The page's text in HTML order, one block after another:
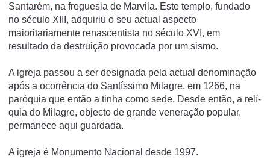
Santarém, na freguesia de Marvila. Este templo, fundado
no século XIII, adquiriu o seu actual aspecto
maioritariamente renascentista no século XVI, em
resultado da destruição provocada por um sismo.
A igreja passou a ser designada pela actual denominação
após a ocorrência do Santí­ssimo Milagre, em 1266, na
paróquia que então a tinha como sede. Desde então, a relí­
quia do Milagre, objecto de grande veneração popular,
permanece aqui guardada.
A igreja é Monumento Nacional desde 1997.